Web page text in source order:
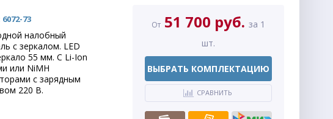
73
налобный
с зеркалом. LED
55 мм. C Li-Ion
или NiMH
с зарядным
220 В.
От 51 700 руб. за 1
шт.
ВЫБРАТЬ КОМПЛЕКТАЦИЮ
СРАВНИТЬ